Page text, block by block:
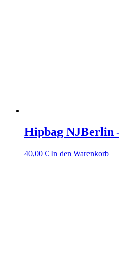
Hipbag NJBerlin
40,00 € In den Warenkorb